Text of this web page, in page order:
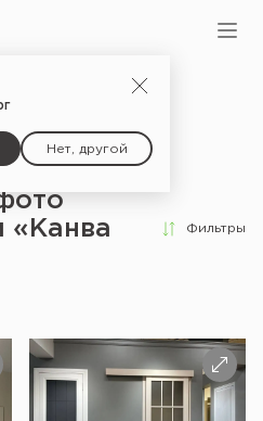
Нет, другой
«Канва
Фильтры